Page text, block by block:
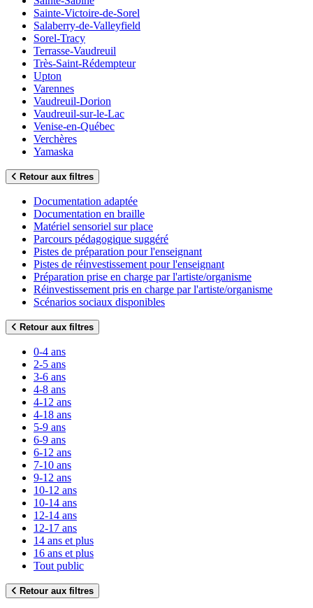
Sainte-Victoire-de-Sorel
Salaberry-de-Valleyfield
Sorel-Tracy
Terrasse-Vaudreuil
Très-Saint-Rédempteur
Upton
Varennes
Vaudreuil-Dorion
Vaudreuil-sur-le-Lac
Venise-en-Québec
Verchères
Yamaska
Retour aux filtres
Documentation adaptée
Documentation en braille
Matériel sensoriel sur place
Parcours pédagogique suggéré
Pistes de préparation pour l'enseignant
Pistes de réinvestissement pour l'enseignant
Préparation prise en charge par l'artiste/organisme
Réinvestissement pris en charge par l'artiste/organisme
Scénarios sociaux disponibles
Retour aux filtres
0-4 ans
2-5 ans
3-6 ans
4-8 ans
4-12 ans
4-18 ans
5-9 ans
6-9 ans
6-12 ans
7-10 ans
9-12 ans
10-12 ans
10-14 ans
12-14 ans
12-17 ans
14 ans et plus
16 ans et plus
Tout public
Retour aux filtres